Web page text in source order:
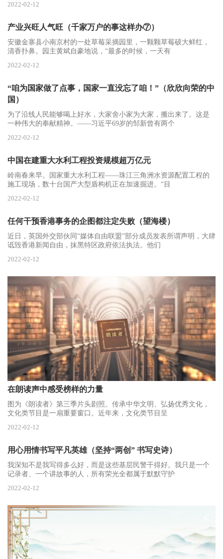
2022-02-12
产业兴旺人气旺（千家万户的事这样办⑦）
安徽金寨县小南京村的一处草莓采摘园里，一颗颗草莓硕大鲜红，
清香扑鼻。园主黄斌自豪地说，“最多的时候，一天有
2022-02-12
“咱为国家做了点事，国家一直没忘了咱！”（欣欣向荣的中
国）
为了沿线人民能够喝上好水，大家舍小家为大家，搬出来了。这是
一种伟大的奉献精神。——习近平69岁的邹新曾有两个
2022-02-12
中国在建重大水利工程投资规模超万亿元
岭南春来早。国家重大水利工程——珠江三角洲水资源配置工程的
施工现场，数十台国产大型盾构机正在加速掘进。“目
2022-02-12
任何干预香港事务的企图都注定失败（望海楼）
近日，英国外交部伙同“媒体自由联盟”部分成员发表所谓声明，大肆
诋毁香港新闻自由，抹黑特区政府依法执法。他们
2022-02-12
在朗读声中感受榜样的力量
图为《朗读者》第三季片头剧照。传承中华文明、弘扬优秀文化，
文化类节目是一扇重要窗口。近年来，文化类节目呈
2022-02-12
用心用情书写平凡英雄（坚持“两创” 书写史诗）
我深知不是我写得多么好，而是这些基层民警干得好。我只是一个
记录者、一个讲故事的人，所有荣光全都属于默默守护
2022-02-12